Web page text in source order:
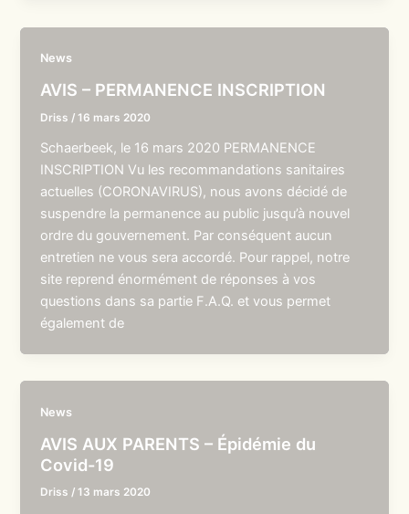
News
AVIS – PERMANENCE INSCRIPTION
Driss /16 mars 2020
Schaerbeek, le 16 mars 2020 PERMANENCE
INSCRIPTION Vu les recommandations sanitaires
actuelles (CORONAVIRUS), nous avons décidé de
suspendre la permanence au public jusqu’à nouvel
ordre du gouvernement. Par conséquent aucun
entretien ne vous sera accordé. Pour rappel, notre
site reprend énormément de réponses à vos
questions dans sa partie F.A.Q. et vous permet
également de
News
AVIS AUX PARENTS – Épidémie du
Covid-19
Driss /13 mars 2020